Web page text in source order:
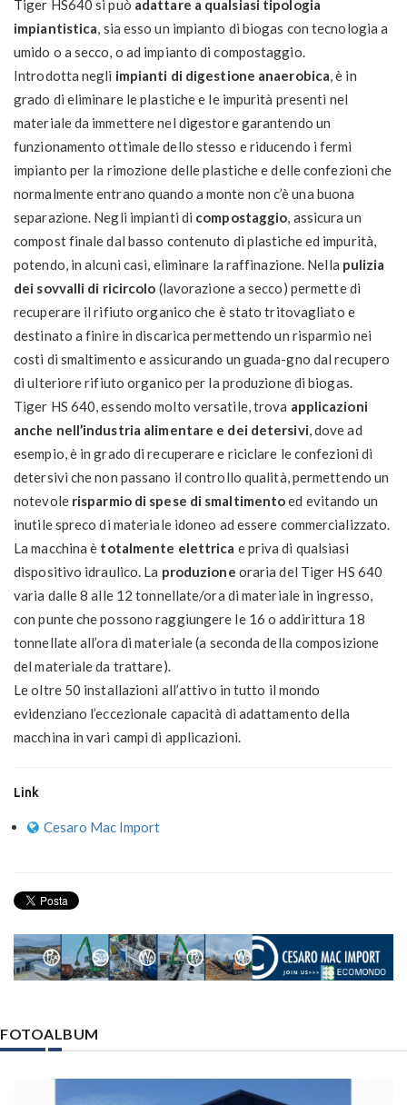
Tiger HS640 si può adattare a qualsiasi tipologia
impiantistica, sia esso un impianto di biogas con tecnologia a
umido o a secco, o ad impianto di compostaggio.
Introdotta negli impianti di digestione anaerobica, è in
grado di eliminare le plastiche e le impurità presenti nel
materiale da immettere nel digestore garantendo un
funzionamento ottimale dello stesso e riducendo i fermi
impianto per la rimozione delle plastiche e delle confezioni che
normalmente entrano quando a monte non c’è una buona
separazione. Negli impianti di compostaggio, assicura un
compost finale dal basso contenuto di plastiche ed impurità,
potendo, in alcuni casi, eliminare la raffinazione. Nella pulizia
dei sovvalli di ricircolo (lavorazione a secco) permette di
recuperare il rifiuto organico che è stato tritovagliato e
destinato a finire in discarica permettendo un risparmio nei
costi di smaltimento e assicurando un guada-gno dal recupero
di ulteriore rifiuto organico per la produzione di biogas.
Tiger HS 640, essendo molto versatile, trova applicazioni
anche nell’industria alimentare e dei detersivi, dove ad
esempio, è in grado di recuperare e riciclare le confezioni di
detersivi che non passano il controllo qualità, permettendo un
notevole risparmio di spese di smaltimentoed evitando un
inutile spreco di materiale idoneo ad essere commercializzato.
La macchina è totalmente elettrica e priva di qualsiasi
dispositivo idraulico. La produzione oraria del Tiger HS 640
varia dalle 8 alle 12 tonnellate/ora di materiale in ingresso,
con punte che possono raggiungere le 16 o addirittura 18
tonnellate all’ora di materiale (a seconda della composizione
del materiale da trattare).
Le oltre 50 installazioni all’attivo in tutto il mondo
evidenziano l’eccezionale capacità di adattamento della
macchina in vari campi di applicazioni.
Link
Cesaro Mac Import
FOTOALBUM